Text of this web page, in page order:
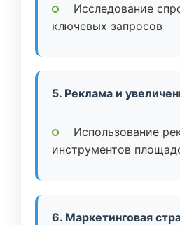
Исследование
ключевых запросов
5. Реклама и
Использование
инструментов
6. Маркетинговая